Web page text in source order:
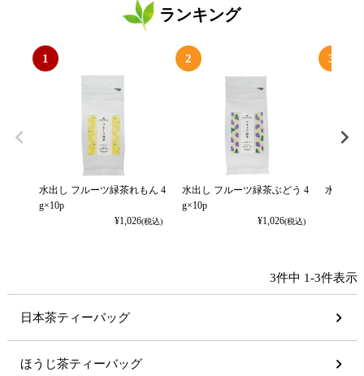
ランキング
1
水出し フルーツ緑茶れもん 4
g×10p
¥1,026(税込)
2
水出し フルーツ緑茶ぶどう 4
g×10p
¥1,026(税込)
3
水出し
3件中 1-3件表示
日本茶ティーバッグ
ほうじ茶ティーバッグ